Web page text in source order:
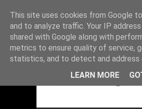
Ultimissime Recensione:
Recensione: Julia
Recensione:
This site uses cookies from Google
and to analyze traffic. Your IP
shared with Google along with
metrics to ensure quality of service,
statistics, and to detect and address
LEARN MORE